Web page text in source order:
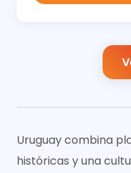
Uruguay combina
históricas y una